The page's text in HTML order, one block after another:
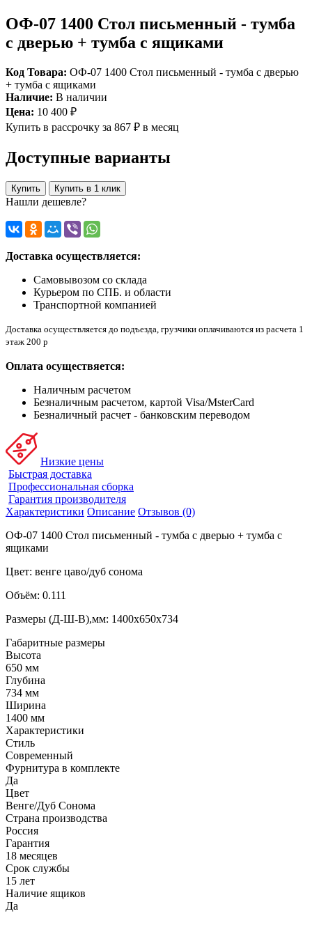
ОФ-07 1400 Стол письменный - тумба
с дверью + тумба с ящиками
Код Товара: ОФ-07 1400 Стол письменный - тумба с дверью
+ тумба с ящиками
Наличие: В наличии
Цена: 10 400 ₽
Купить в рассрочку за 867 ₽ в месяц
Доступные варианты
Купить Купить в 1 клик
Нашли дешевле?
Доставка осуществляется:
Самовывозом со склада
Курьером по СПБ. и области
Транспортной компанией
Доставка осуществляется до подъезда, грузчики оплачиваются из расчета 1
этаж 200 р
Оплата осуществяется:
Наличным расчетом
Безналичным расчетом, картой Visa/MsterCard
Безналичный расчет - банковским переводом
Низкие цены
Быстрая доставка
Профессиональная сборка
Гарантия производителя
Характеристики Описание Отзывов (0)
ОФ-07 1400 Стол письменный - тумба с дверью + тумба с
ящиками
Цвет: венге цаво/дуб сонома
Объём: 0.111
Размеры (Д-Ш-В),мм: 1400x650x734
Габаритные размеры
Высота
650 мм
Глубина
734 мм
Ширина
1400 мм
Характеристики
Стиль
Современный
Фурнитура в комплекте
Да
Цвет
Венге/Дуб Сонома
Страна производства
Россия
Гарантия
18 месяцев
Срок службы
15 лет
Наличие ящиков
Да